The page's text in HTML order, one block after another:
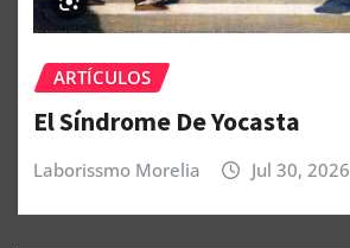
ARTÍCULOS
El Síndrome De Yocasta
Laborissmo Morelia Jul 30, 2026